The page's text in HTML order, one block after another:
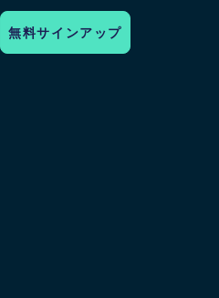
無料サインアップ